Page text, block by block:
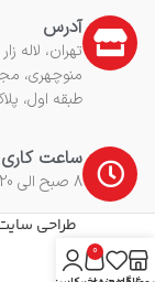
آدرس
تهران، لاله زار
منوچهری،
طبقه اول، پلاک
ساعت کاری
8 صبح الی 20 عصر
طراحی
0